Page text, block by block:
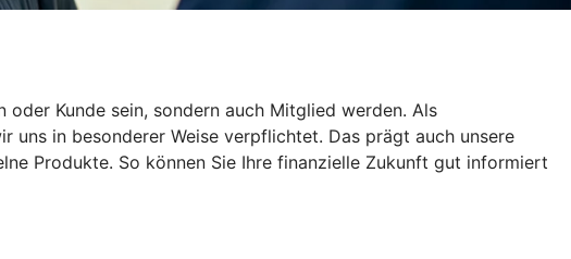
oder Kunde sein, sondern auch Mitglied werden. Als
uns in besonderer Weise verpflichtet. Das prägt auch unsere
Produkte. So können Sie Ihre finanzielle Zukunft gut informiert